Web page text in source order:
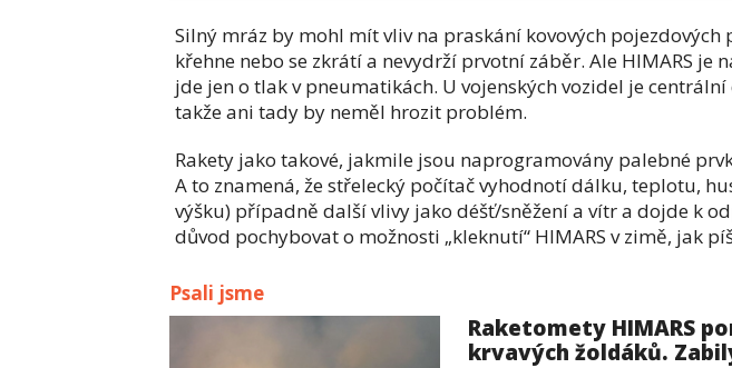
Silný mráz by mohl mít vliv na praskání kovových pojezdových
křehne nebo se zkrátí a nevydrží prvotní záběr. Ale HIMARS je
jde jen o tlak v pneumatikách. U vojenských vozidel je
takže ani tady by neměl hrozit problém.
Rakety jako takové, jakmile jsou naprogramovány palebné
A to znamená, že střelecký počítač vyhodnotí dálku, teplotu,
výšku) případně další vlivy jako déšť/sněžení a vítr a dojde k
důvod pochybovat o možnosti „kleknutí“ HIMARS v zimě, jak
Psali jsme
Raketomety HIMARS
krvavých žoldáků.